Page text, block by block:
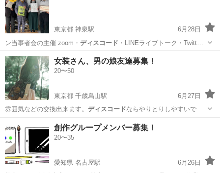
東京都 神泉駅
6月28日
ン当事者会の主催 zoom・ ディスコード ・LINEライブトーク・Twitt…
東京 渋谷区 神泉駅 ボランティア オンライン
女装さん、男の娘友達募集！
20〜50
東京都 千歳烏山駅
6月27日
雰囲気などの交換出来ます。 ディスコードならやりとりしやすいで
す。 ご連…世田谷区 千歳烏山駅 その他 グランピング
創作グループメンバー募集！
20〜35
愛知県 名古屋駅
6月26日